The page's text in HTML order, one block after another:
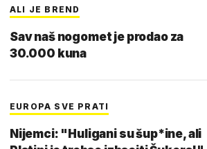
ALI JE BREND
Sav naš nogomet je prodao za
30.000 kuna
EUROPA SVE PRATI
Nijemci: "Huligani su šup*ine, ali